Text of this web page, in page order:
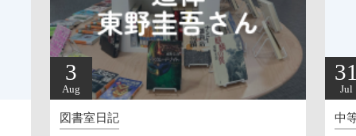
3
Aug
図書室日記
Jul
中